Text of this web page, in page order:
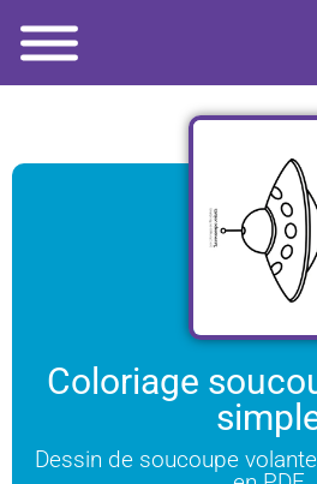
Coloriage
Dessin de soucoupe